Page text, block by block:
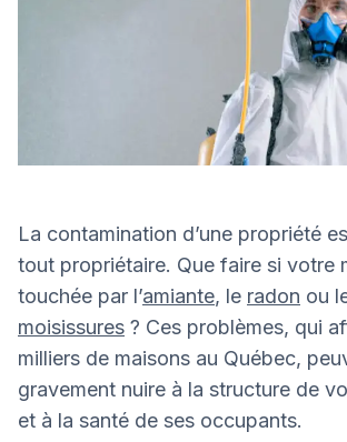
La contamination d’une propriété
tout propriétaire. Que faire si votre
touchée par l’amiante, le radon ou
moisissures ? Ces problèmes, qui
milliers de maisons au Québec,
gravement nuire à la structure de
et à la santé de ses occupants.